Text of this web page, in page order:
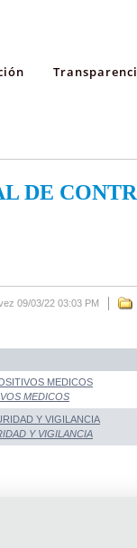
DE
09/03/22 03:03 PM
MEDICOS
MEDICOS
Y VIGILANCIA
Y VIGILANCIA